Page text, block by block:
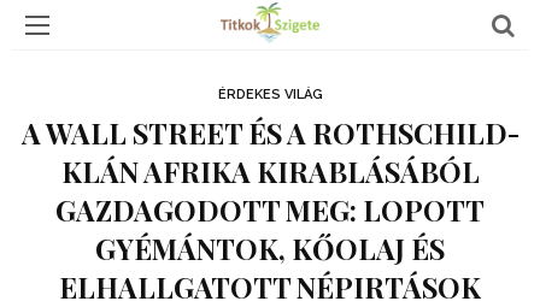
ÉRDEKES VILÁG
A WALL STREET ÉS A ROTHSCHILD-
KLÁN AFRIKA KIRABLÁSÁBÓL
GAZDAGODOTT MEG: LOPOTT
GYÉMÁNTOK, KŐOLAJ ÉS
ELHALLGATOTT NÉPIRTÁSOK